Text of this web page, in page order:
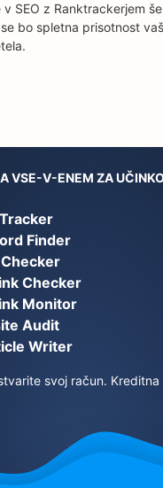
SEO z Ranktrackerjem
bo spletna prisotnost
VSE-V-ENEM ZA
Finder
Checker
Checker
Monitor
Audit
Writer
svoj račun.